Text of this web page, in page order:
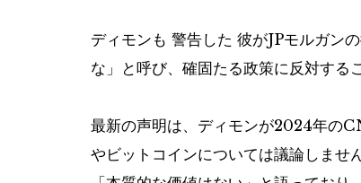
ディモンも 警告した 彼がJPモルガン
な」と呼び、確固たる政策に反対する
最新の声明は、ディモンが2024年の
やビットコインについては議論しませ